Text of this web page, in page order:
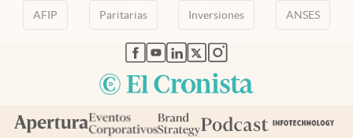
AFIP Paritarias Inversiones ANSES
abre en nueva pestaña
abre en nueva pestaña
abre en nueva pestaña
abre en nueva pestaña
abre en nueva pestaña